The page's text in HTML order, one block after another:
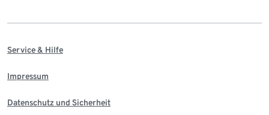
Service & Hilfe
Impressum
Datenschutz und Sicherheit